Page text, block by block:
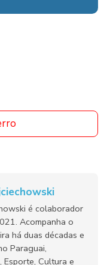
é colaborador
Acompanha o
há duas décadas e
Paraguai,
Esporte, Cultura e